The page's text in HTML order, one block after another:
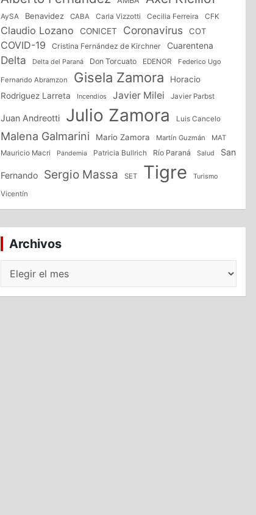
AySA Benavidez CABA Carla Vizzotti Cecilia Ferreira CFK
Claudio Lozano CONICET Coronavirus COT
COVID-19 Cristina Fernández de Kirchner Cuarentena
Delta Delta del Paraná Don Torcuato EDENOR Federico Ugo
Fernando Abramzon Gisela Zamora
Horacio
Rodriguez Larreta
Incendios Javier Milei Javier Parbst
Juan Andreotti Julio Zamora Luis Cancelo
Malena Galmarini Mario Zamora Martín Guzmán
MAT
Mauricio Macri
Pandemia Patricia Bullrich Río Paraná Salud San
Fernando Sergio Massa SET Tigre Turismo
Vicentín
Archivos
Archivos